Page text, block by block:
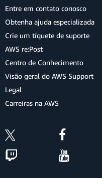
Entre em contato conosco
Obtenha ajuda especializada
Crie um tíquete de suporte
AWS re:Post
Centro de Conhecimento
Visão geral do AWS Support
Legal
Carreiras na AWS